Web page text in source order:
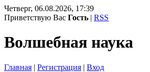
Четверг, 06.08.2026, 17:39
Приветствую Вас Гость | RSS
Волшебная наука
Главная | Регистрация | Вход